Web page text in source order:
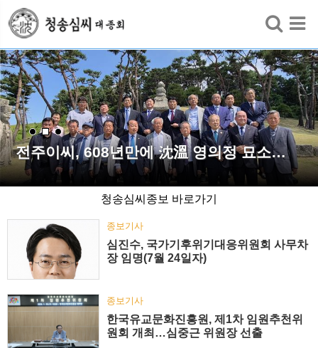
검색
전주이씨, 608년만에 沈溫 영의정 묘소…
청송심씨종보 바로가기
종보기사
심진수, 국가기후위기대응위원회 사무차
장 임명(7월 24일자)
종보기사
한국유교문화진흥원, 제1차 임원추천위
원회 개최…심중근 위원장 선출